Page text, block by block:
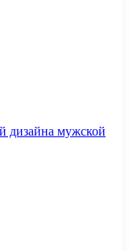
дизайна мужской